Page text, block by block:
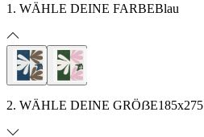
1. WÄHLE DEINE FARBEBlau
2. WÄHLE DEINE GRÖẞE185x275